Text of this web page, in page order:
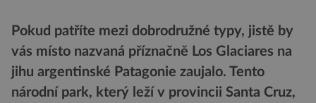
Pokud patříte mezi dobrodružné typy, jistě by
vás místo nazvaná příznačně Los Glaciares na
jihu argentinské Patagonie zaujalo. Tento
národní park, který leží v provincii Santa Cruz,